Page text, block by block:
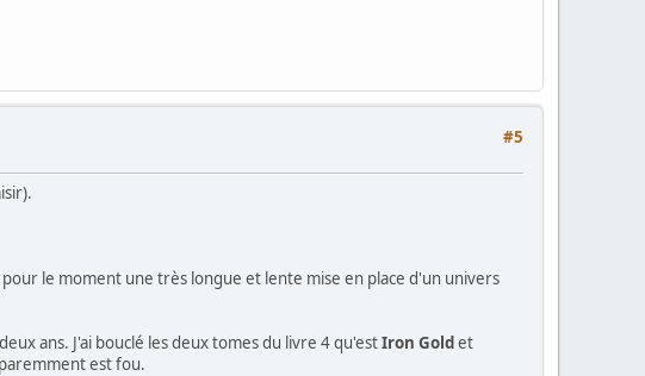
#5
le moment une très longue et lente mise en place d'un univers
ans. J'ai bouclé les deux tomes du livre 4 qu'estIron Goldet
est fou.